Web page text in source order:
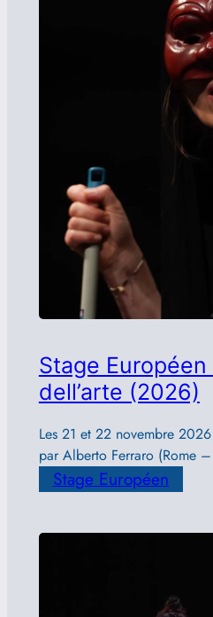
Stage
dell’arte (2026)
Les 21 et 22 novembre
par Alberto Ferraro (Rome
Stage Européen